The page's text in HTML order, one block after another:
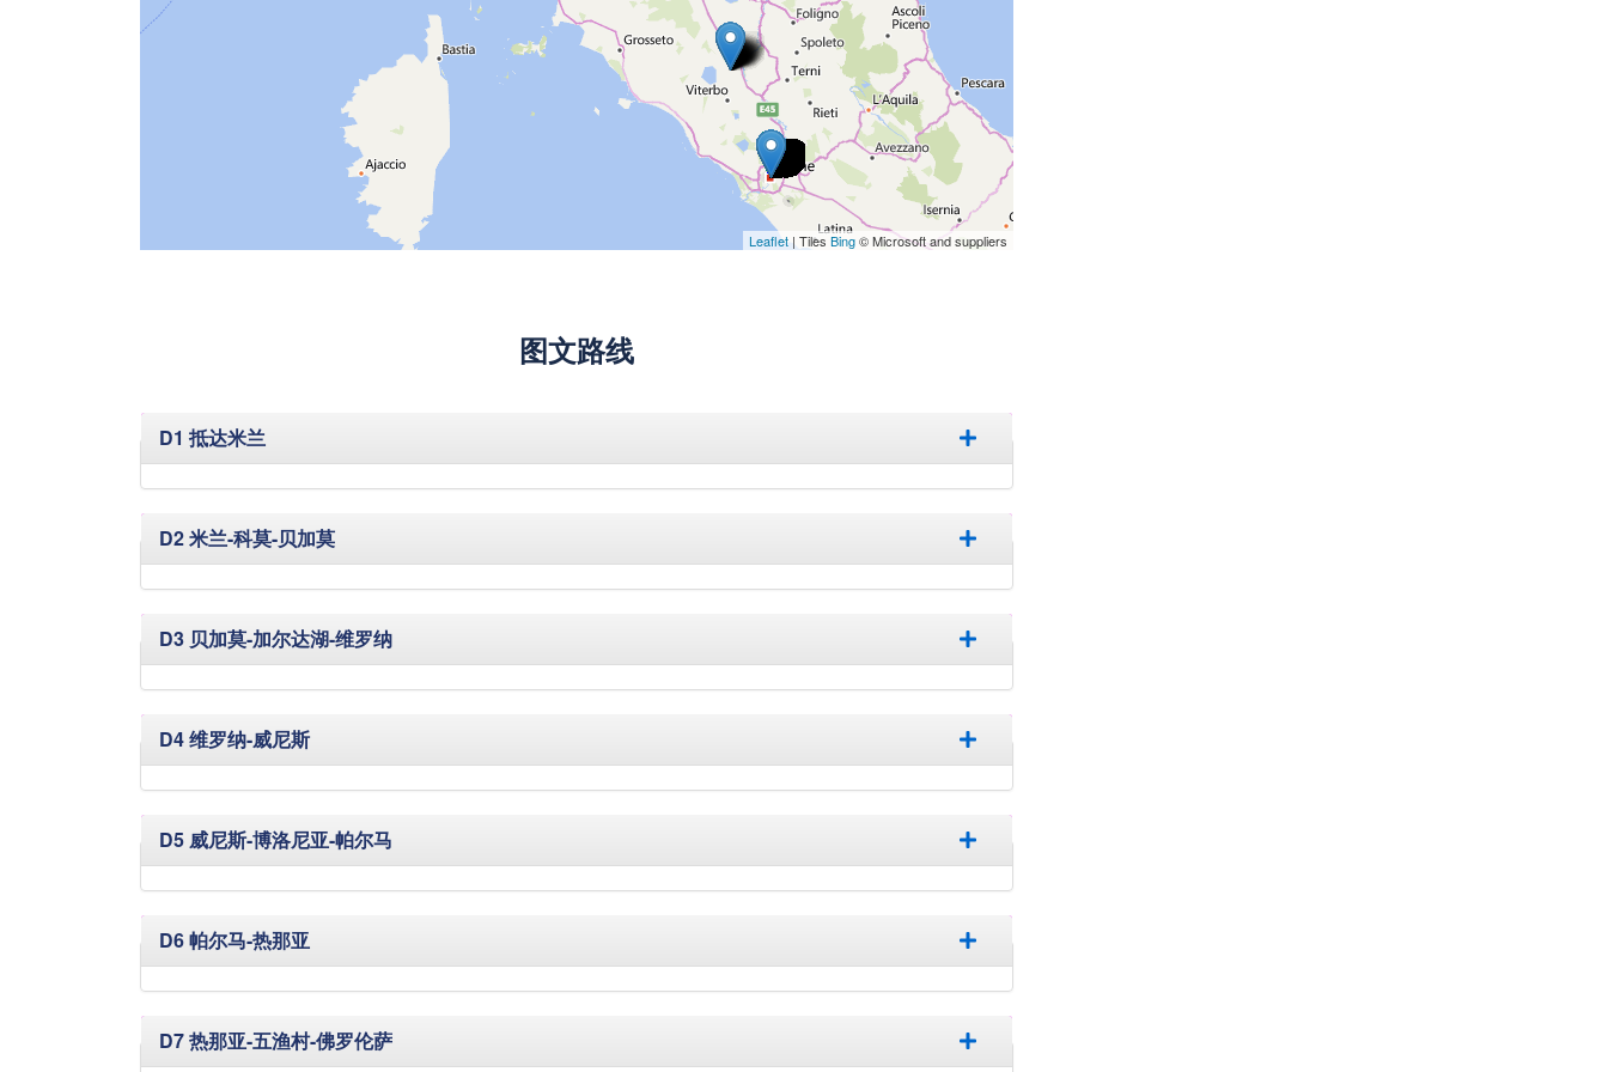
Leaflet | Tiles Bing© Microsoft and suppliers
图文路线
隐藏
D1 抵达米兰
隐藏
D2 米兰-科莫-贝加莫
隐藏
D3 贝加莫-加尔达湖-维罗纳
隐藏
D4 维罗纳-威尼斯
隐藏
D5 威尼斯-博洛尼亚-帕尔马
隐藏
D6 帕尔马-热那亚
隐藏
D7 热那亚-五渔村-佛罗伦萨